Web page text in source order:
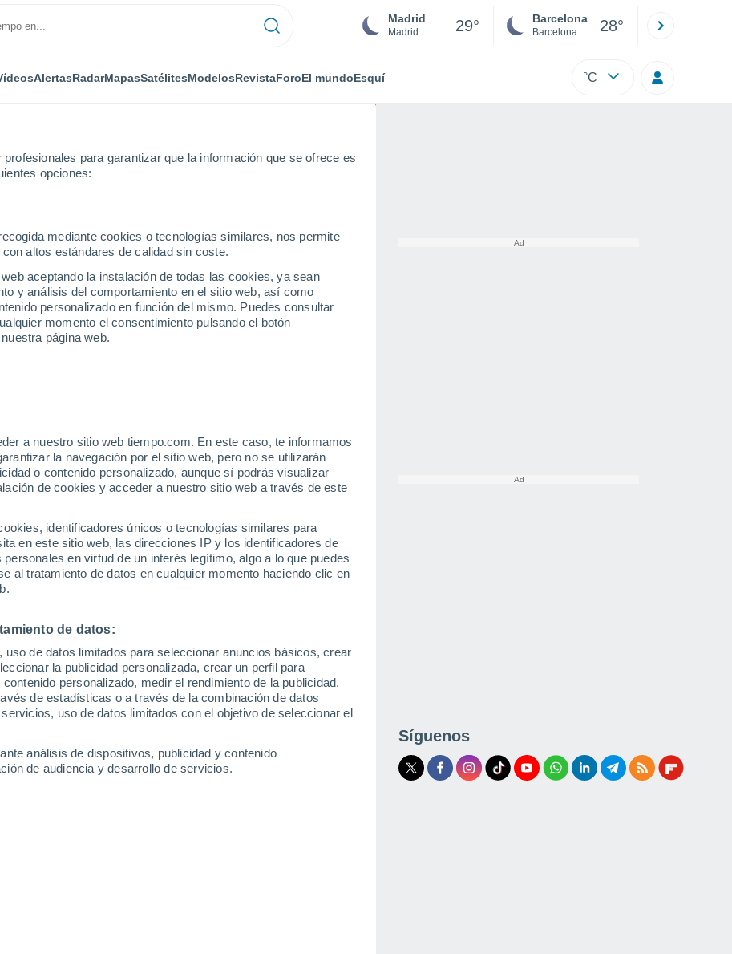
para garantizar que la información que se ofrece es
opciones:
mediante cookies o tecnologías similares, nos permite
altos estándares de calidad sin coste.
aceptando la instalación de todas las cookies, ya sean
y análisis del comportamiento en el sitio web, así como
personalizado en función del mismo. Puedes consultar
momento el consentimiento pulsando el botón
página web.
a nuestro sitio web tiempo.com. En este caso, te informamos
la navegación por el sitio web, pero no se utilizarán
o contenido personalizado, aunque sí podrás visualizar
de cookies y acceder a nuestro sitio web a través de este
identificadores únicos o tecnologías similares para
en este sitio web, las direcciones IP y los identificadores de
en virtud de un interés legítimo, algo a lo que puedes
al tratamiento de datos en cualquier momento haciendo clic en
de datos:
de datos limitados para seleccionar anuncios básicos, crear
la publicidad personalizada, crear un perfil para
personalizado, medir el rendimiento de la publicidad,
de estadísticas o a través de la combinación de datos
uso de datos limitados con el objetivo de seleccionar el
análisis de dispositivos, publicidad y contenido
de audiencia y desarrollo de servicios.
Madrid
Madrid 29° Barcelona
Barcelona 28°
AlertasRadarMapasSatélitesModelosRevistaForoEl mundoEsquí °C
de Dajabón
35°
Partido
Síguenos